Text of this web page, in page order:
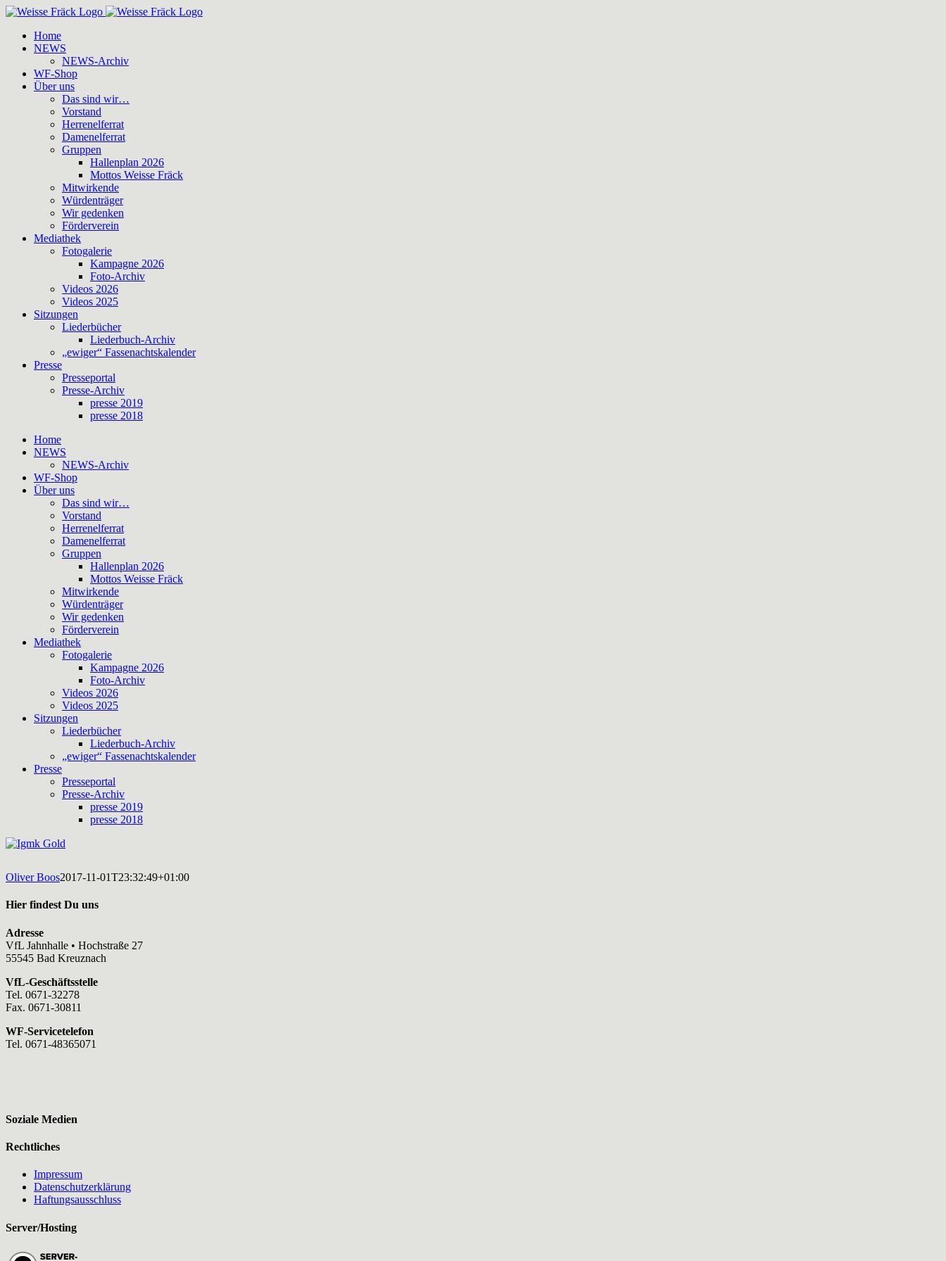
Zum
springenHome
NEWS
NEWS-Archiv
WF-Shop
Über uns
Das sind wir…
Vorstand
Herrenelferrat
Damenelferrat
Gruppen
Hallenplan 2026
Mottos Weisse Fräck
Mitwirkende
Würdenträger
Wir gedenken
Förderverein
Mediathek
Fotogalerie
Kampagne 2026
Foto-Archiv
Videos 2026
Videos 2025
Sitzungen
Liederbücher
Liederbuch-Archiv
„ewiger“ Fassenachtskalender
Presse
Presseportal
Presse-Archiv
presse 2019
presse 2018
Home
NEWS
NEWS-Archiv
WF-Shop
Über uns
Das sind wir…
Vorstand
Herrenelferrat
Damenelferrat
Gruppen
Hallenplan 2026
Mottos Weisse Fräck
Mitwirkende
Würdenträger
Wir gedenken
Förderverein
Mediathek
Fotogalerie
Kampagne 2026
Foto-Archiv
Videos 2026
Videos 2025
Sitzungen
Liederbücher
Liederbuch-Archiv
„ewiger“ Fassenachtskalender
Presse
Presseportal
Presse-Archiv
presse 2019
presse 2018
Oliver Boos2017-11-01T23:32:49+01:00
Hier findest Du uns
Adresse
VfL Jahnhalle • Hochstraße 27
55545 Bad Kreuznach
VfL-Geschäftsstelle
Tel. 0671-32278
Fax. 0671-30811
WF-Servicetelefon
Tel. 0671-48365071
Soziale Medien
Rechtliches
Impressum
Datenschutzerklärung
Haftungsausschluss
Server/Hosting